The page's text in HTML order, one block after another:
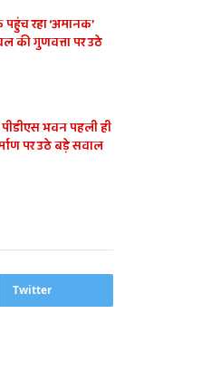
रहा ‘अमानक’
की गुणवत्ता पर उठे
भवन पहली ही
पर उठे बड़े सवाल
Twitter